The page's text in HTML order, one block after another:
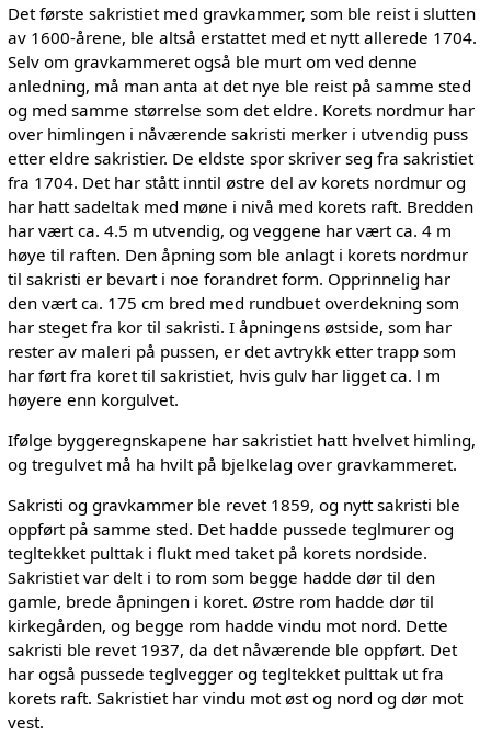
Det første sakristiet med gravkammer, som ble reist i slutten
av 1600-årene, ble altså erstattet med et nytt allerede 1704.
Selv om gravkammeret også ble murt om ved denne
anledning, må man anta at det nye ble reist på samme sted
og med samme størrelse som det eldre. Korets nordmur har
over himlingen i nåværende sakristi merker i utvendig puss
etter eldre sakristier. De eldste spor skriver seg fra sakristiet
fra 1704. Det har stått inntil østre del av korets nordmur og
har hatt sadeltak med møne i nivå med korets raft. Bredden
har vært ca. 4.5 m utvendig, og veggene har vært ca. 4 m
høye til raften. Den åpning som ble anlagt i korets nordmur
til sakristi er bevart i noe forandret form. Opprinnelig har
den vært ca. 175 cm bred med rundbuet overdekning som
har steget fra kor til sakristi. I åpningens østside, som har
rester av maleri på pussen, er det avtrykk etter trapp som
har ført fra koret til sakristiet, hvis gulv har ligget ca. l m
høyere enn korgulvet.
Ifølge byggeregnskapene har sakristiet hatt hvelvet himling,
og tregulvet må ha hvilt på bjelkelag over gravkammeret.
Sakristi og gravkammer ble revet 1859, og nytt sakristi ble
oppført på samme sted. Det hadde pussede teglmurer og
tegltekket pulttak i flukt med taket på korets nordside.
Sakristiet var delt i to rom som begge hadde dør til den
gamle, brede åpningen i koret. Østre rom hadde dør til
kirkegården, og begge rom hadde vindu mot nord. Dette
sakristi ble revet 1937, da det nåværende ble oppført. Det
har også pussede teglvegger og tegltekket pulttak ut fra
korets raft. Sakristiet har vindu mot øst og nord og dør mot
vest.